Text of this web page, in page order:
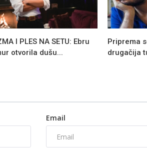
I PLES NA SETU: Ebru
otvorila dušu...
Priprema
drugačija
Email
Serija Ataturk